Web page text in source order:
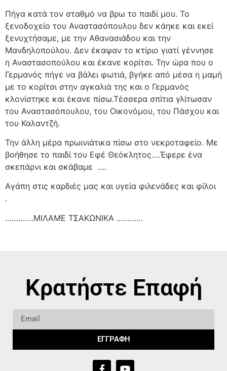
Πήγα κατά τον σταθμό να βρω το παιδί μου. Το
ξενοδοχείο του Αναστασόπουλου δεν κάηκε και εκεί
ξενυχτήσαμε, με την Αθανασιάδου και την
Μανδηλοπούλου. Δεν έκαψαν το κτίριο γιατί γέννησε
η Αναστασοπούλου και έκανε κορίτσι. Την ώρα που ο
Γερμανός πήγε να βάλει φωτιά, βγήκε από μέσα η μαμή
με το κορίτσι στην αγκαλιά της και ο Γερμανός
κλονίστηκε και έκανε πίσω.Τέσσερα σπίτια γλίτωσαν
του Αναστασόπουλου, του Οικονόμου, του Πάσχου και
του Καλαντζή.
Την άλλη μέρα πρωινιάτικα πίσω στο νεκροταφείο. Με
βοήθησε το παιδί του Εφέ Θεόκλητος….Έφερε ένα
σκεπάρνι και σκάβαμε ….
Αγάπη στις καρδιές μας και υγεία φιλενάδες και φίλοι
.
………….ΜΙΛΑΜΕ ΤΣΑΚΩΝΙΚΑ …………
Κρατήστε Επαφή
ΕΓΓΡΑΦΗ